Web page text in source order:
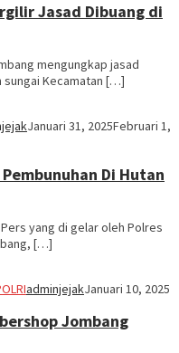
Jasad Dibuang di
mengungkap jasad
sungai Kecamatan […]
Januari 31, 2025Februari 1,
Di Hutan
yang di gelar oleh Polres
[…]
adminjejakJanuari 10, 2025
Jombang